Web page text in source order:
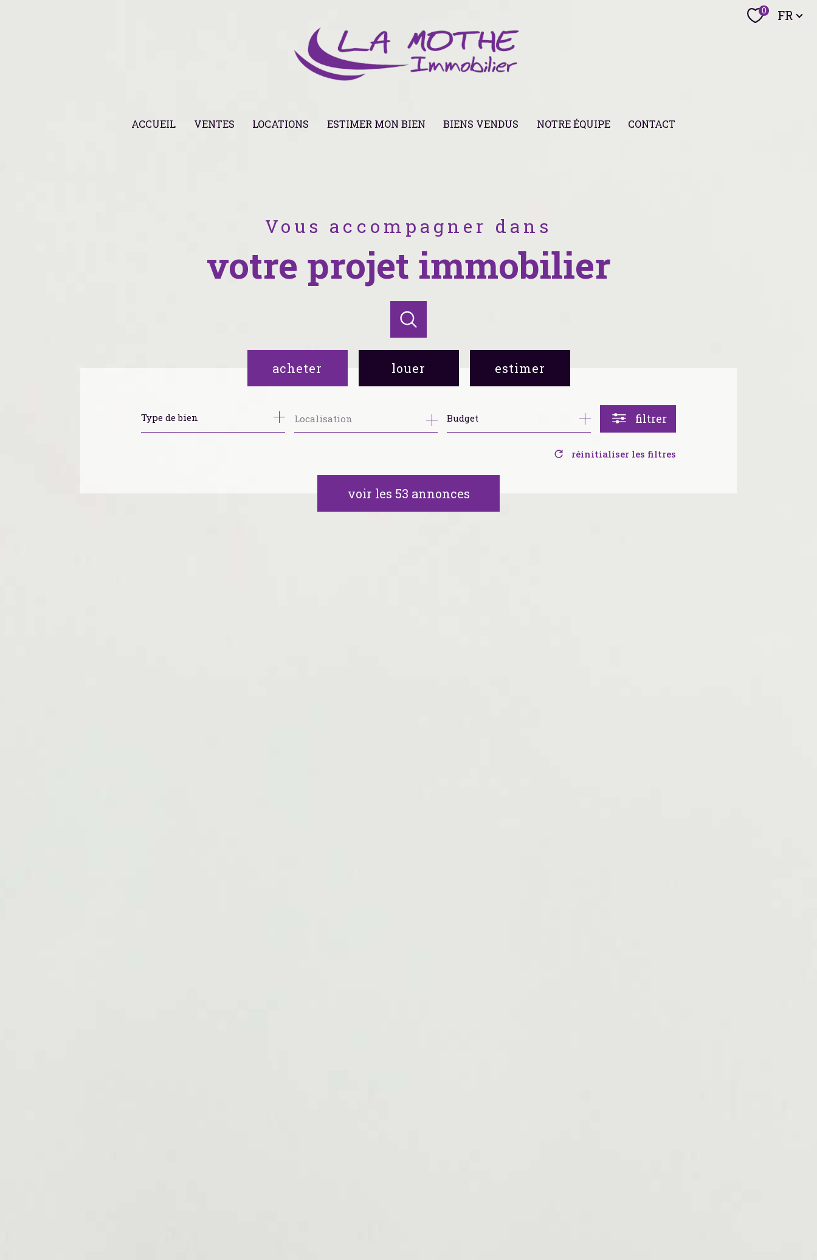
0 Langue
FR
ACCUEIL VENTES LOCATIONS ESTIMER MON BIEN BIENS VENDUS NOTRE ÉQUIPE CONTACT
Vous accompagner dans
votre projet immobilier
acheter
de l'ancien
louer estimer
Type de bien Budget filtrer
voir les 53 annonces
réinitialiser les filtres